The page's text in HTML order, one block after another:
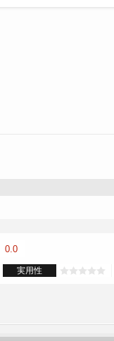
0.0
実用性